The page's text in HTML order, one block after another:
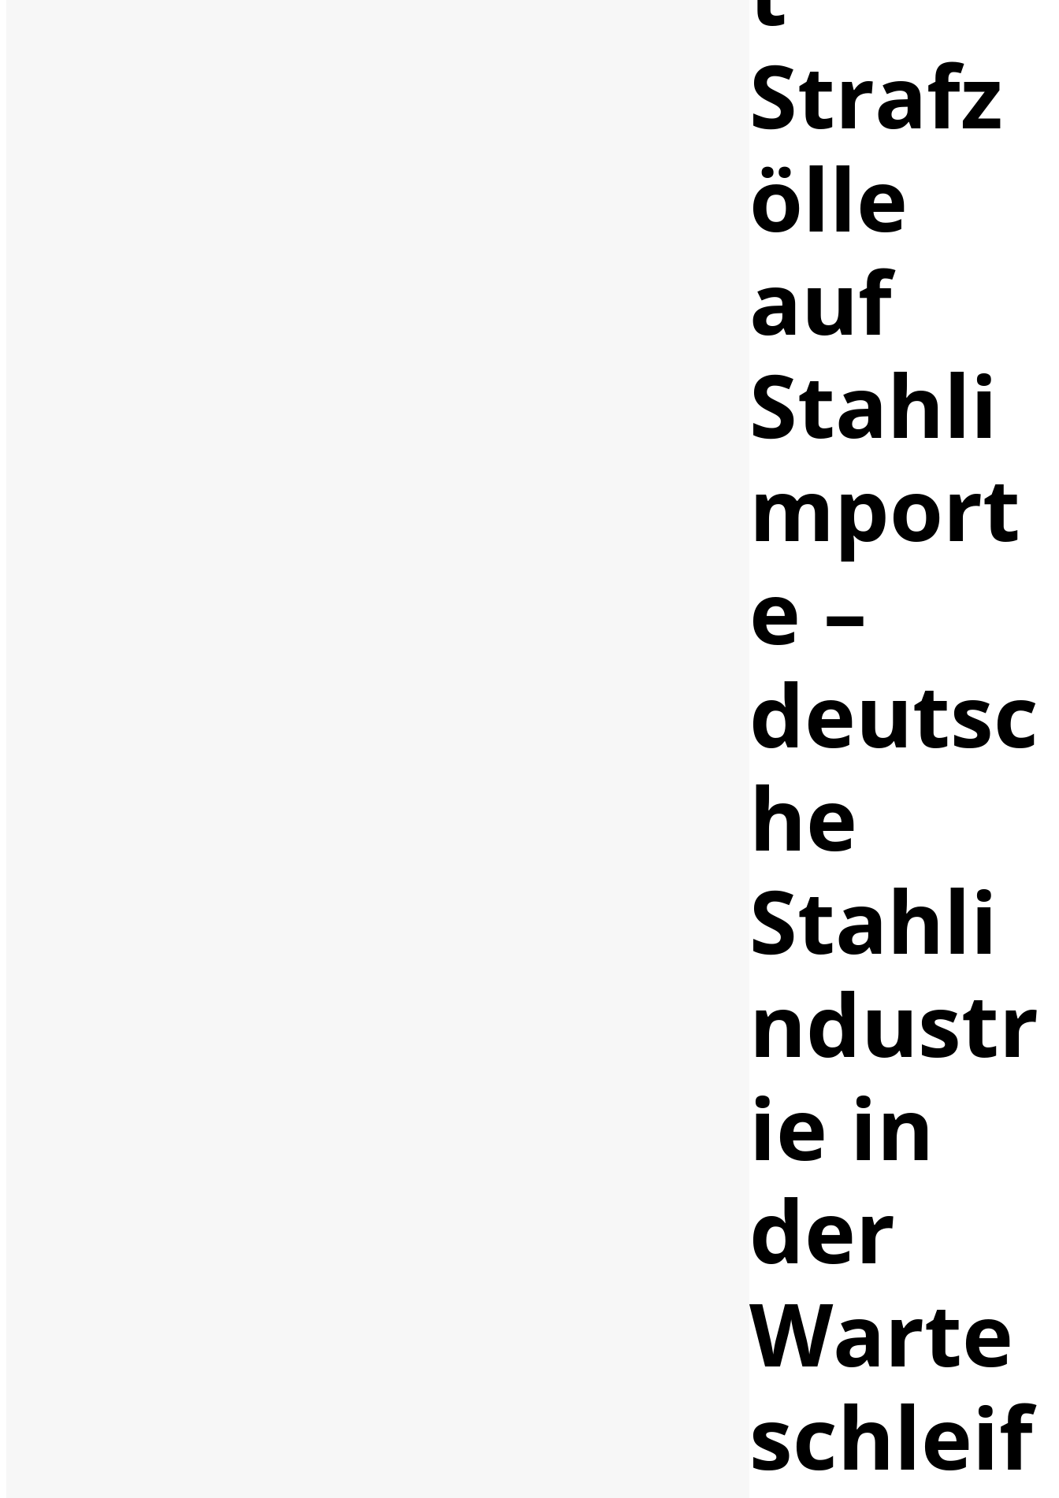
Strafz
ölle
auf
Stahli
mport
e –
deutsc
he
Stahli
ndustr
ie in
der
Warte
schleif